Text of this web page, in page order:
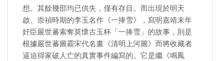
想。其餘幾部均已供失，僅有存目。而出現於明天
啟、崇禎時期的李玉名作《一捧雪》，寫明嘉靖末年
奸臣嚴世蕃索奪莫懷古玉杯「一捧雪」的故事，則是
根據嚴世蕃圖霸宋代名畫《清明上河圖》而將收藏者
逼迫得家破人亡的真實事件編寫的。它是繼《鳴鳳